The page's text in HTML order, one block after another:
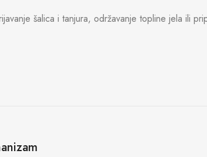
šalica i tanjura, održavanje topline jela ili